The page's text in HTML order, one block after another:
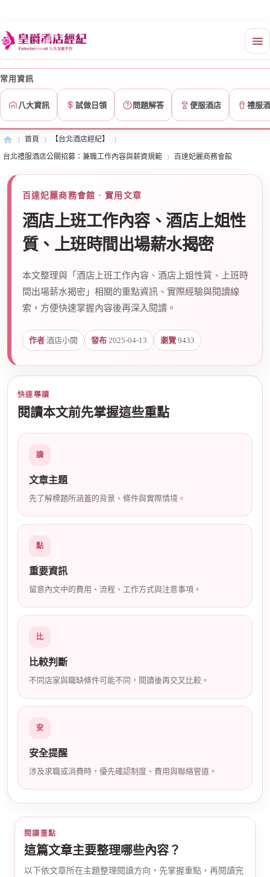
常用資訊
八大資訊 試做日領 問題解答 便服酒店 禮服
紀
首頁
›
【台北酒店經紀】
›
台北禮服酒店公關招募：兼職工作內容與薪資規範 百達妃麗商務會館
百達妃麗商務會館 · 實用文章
酒店上班工作內容、酒店上姐性
質、上班時間出場薪水揭密
本文整理與「酒店上班工作內容、酒店上姐性質、上班時
間出場薪水揭密」相關的重點資訊、實際經驗與閱讀線
索，方便快速掌握內容後再深入閱讀。
作者 酒店小開 發布 2025-04-13 瀏覽 9433
快速導讀
閱讀本文前先掌握這些重點
讀
文章主題
先了解標題所涵蓋的背景、條件與實際情境。
點
重要資訊
留意內文中的費用、流程、工作方式與注意事項。
比
比較判斷
不同店家與職缺條件可能不同，閱讀後再交叉比較。
安
安全提醒
涉及求職或消費時，優先確認制度、費用與聯絡管道。
閱讀重點
這篇文章主要整理哪些內容？
以下依文章所在主題整理閱讀方向，先掌握重點，再閱讀完